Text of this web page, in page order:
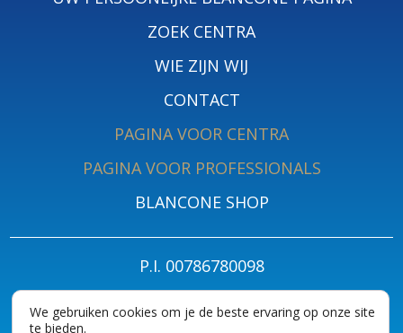
ZOEK CENTRA
WIE ZIJN WIJ
CONTACT
PAGINA VOOR CENTRA
PAGINA VOOR PROFESSIONALS
BLANCONE SHOP
P.I. 00786780098
PRIVACY POLICY FOR PATIENTS PRIVACYBELEID
COOKIES
We gebruiken cookies om je de beste ervaring op onze site
te bieden.